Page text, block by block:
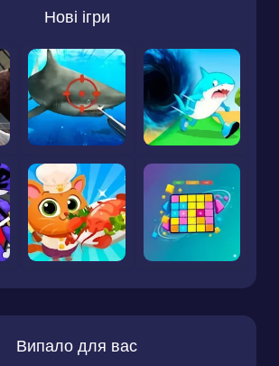
Нові ігри
Випало для вас